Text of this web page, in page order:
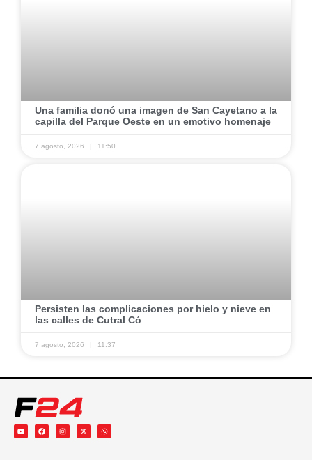
Una familia donó una imagen de San Cayetano a la
capilla del Parque Oeste en un emotivo homenaje
7 agosto, 2026 11:50
Persisten las complicaciones por hielo y nieve en
las calles de Cutral Có
7 agosto, 2026 11:37